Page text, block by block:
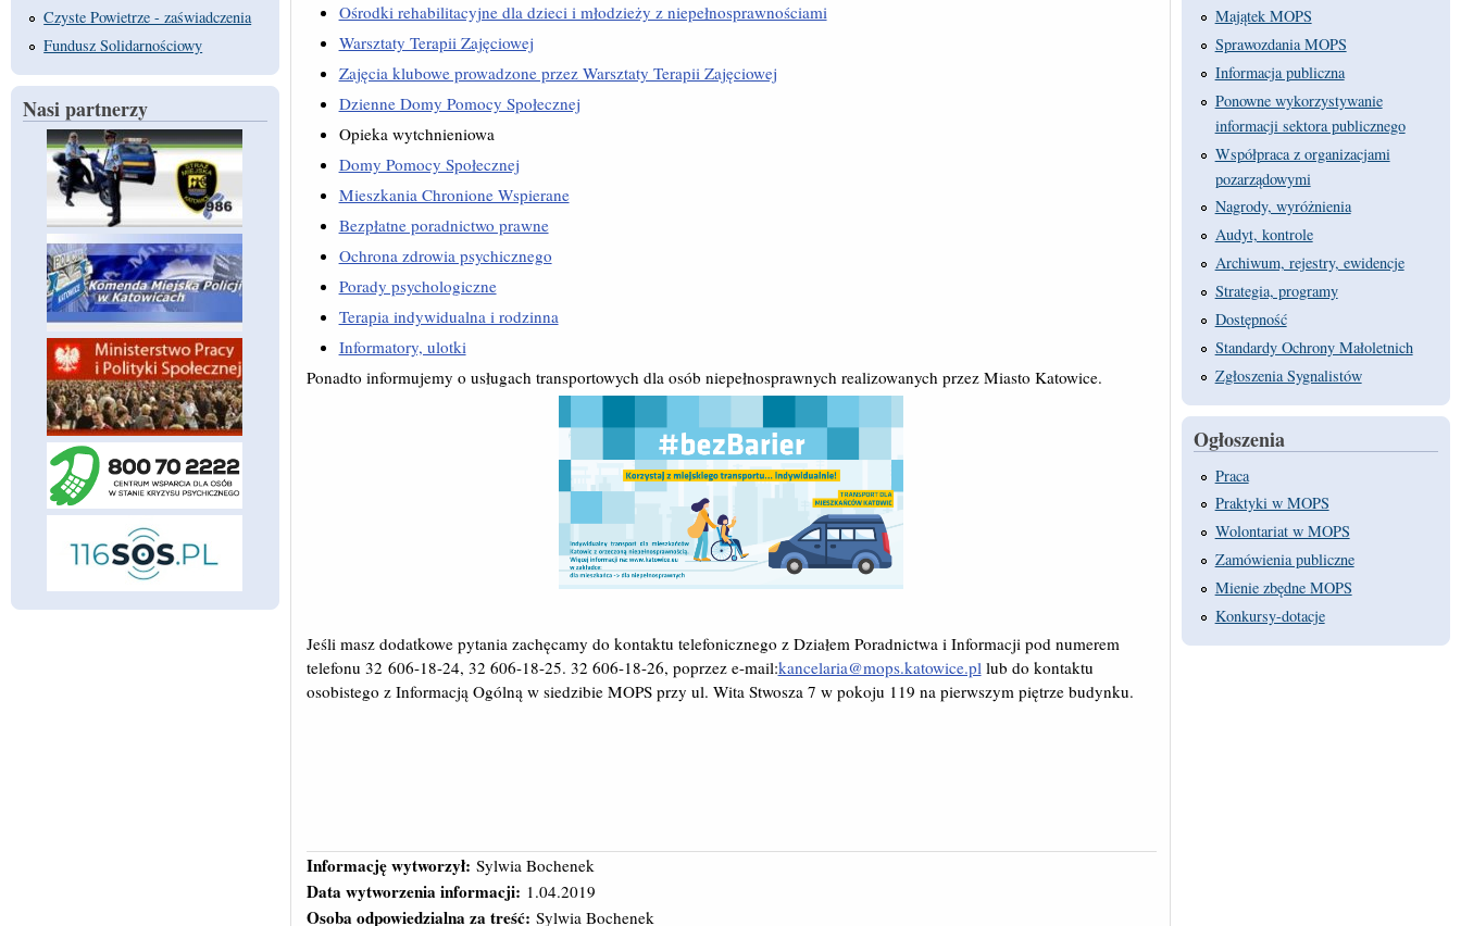
Czyste Powietrze - zaświadczenia
Fundusz Solidarnościowy
Nasi partnerzy
Ośrodki rehabilitacyjne dla dzieci i młodzieży z niepełnosprawnościami
Warsztaty Terapii Zajęciowej
Zajęcia klubowe prowadzone przez Warsztaty Terapii Zajęciowej
Dzienne Domy Pomocy Społecznej
Opieka wytchnieniowa
Domy Pomocy Społecznej
Mieszkania Chronione Wspierane
Bezpłatne poradnictwo prawne
Ochrona zdrowia psychicznego
Porady psychologiczne
Terapia indywidualna i rodzinna
Informatory, ulotki
Ponadto informujemy o usługach transportowych dla osób niepełnosprawnych realizowanych przez Miasto Katowice.
Jeśli masz dodatkowe pytania zachęcamy do kontaktu telefonicznego z Działem Poradnictwa i Informacji pod numerem
telefonu 32 606-18-24, 32 606-18-25. 32 606-18-26, poprzez e-mail:kancelaria@mops.katowice.pllub do kontaktu
osobistego z Informacją Ogólną w siedzibie MOPS przy ul. Wita Stwosza 7 w pokoju 119 na pierwszym piętrze budynku.
Informację wytworzył: Sylwia Bochenek
Data wytworzenia informacji: 1.04.2019
Osoba odpowiedzialna za treść: Sylwia Bochenek
Majątek MOPS
Sprawozdania MOPS
Informacja publiczna
Ponowne wykorzystywanie
informacji sektora publicznego
Współpraca z organizacjami
pozarządowymi
Nagrody, wyróżnienia
Audyt, kontrole
Archiwum, rejestry, ewidencje
Strategia, programy
Dostępność
Standardy Ochrony Małoletnich
Zgłoszenia Sygnalistów
Ogłoszenia
Praca
Praktyki w MOPS
Wolontariat w MOPS
Zamówienia publiczne
Mienie zbędne MOPS
Konkursy-dotacje